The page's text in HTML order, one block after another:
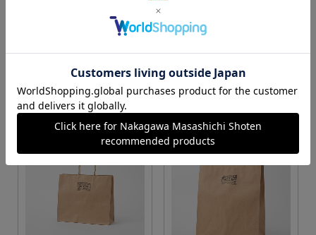
カートに入れる カートに入れる